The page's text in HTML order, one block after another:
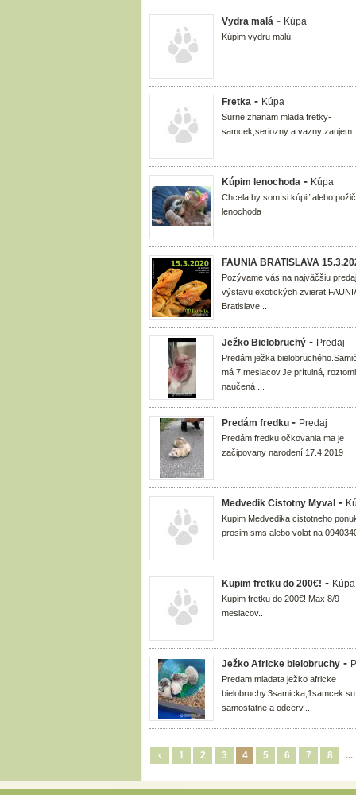
Vydra malá - Kúpa
Kúpim vydru malú.
Fretka - Kúpa
Surne zhanam mlada fretky-
samcek,seriozny a vazny zaujem.
Kúpim lenochoda - Kúpa
Chcela by som si kúpiť alebo
lenochoda
FAUNIA BRATISLAVA
Pozývame vás na najväčšiu
výstavu exotických zvierat
Bratislave...
Ježko Bielobruchý - Predaj
Predám ježka
má 7 mesiacov.Je prítulná,
naučená ...
Predám fredku - Predaj
Predám fredku očkovania ma je
začipovany narodení 17.4.2019
Medvedik Cistotny Myval -
Kupim Medvedika cistotneho
prosim sms alebo volat na
Kupim fretku do 200€! - Kúpa
Kupim fretku do 200€! Max 8/9
mesiacov..
Ježko Africke bielobruchy -
Predam mladata ježko africke
bielobruchy.3samicka,1samcek.su
samostatne a odcerv...
‹ 1 2 3 4 5 6 7 8